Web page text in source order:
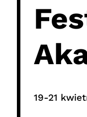
19-21